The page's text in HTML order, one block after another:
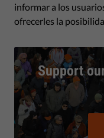
informar a los
ofrecerles la
Support